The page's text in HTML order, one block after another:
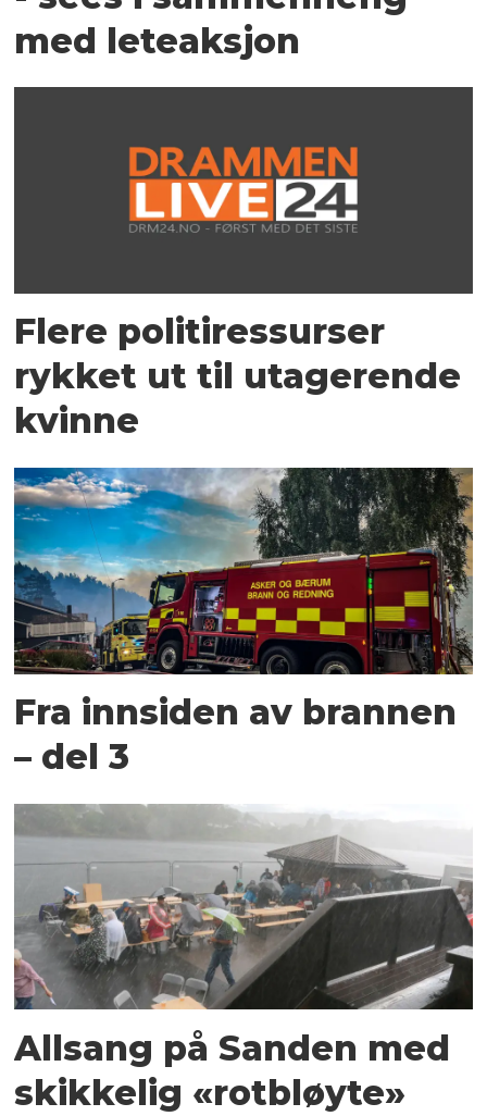
med leteaksjon
Flere politiressurser
rykket ut til utagerende
kvinne
Fra innsiden av brannen
– del 3
Allsang på Sanden med
skikkelig «rotbløyte»